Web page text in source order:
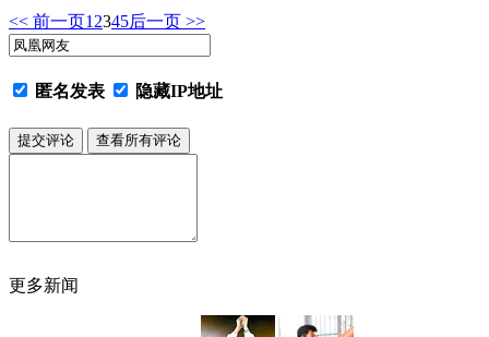
<< 前一页1 2345后一页 >>
匿名发表 隐藏IP地址
更多新闻